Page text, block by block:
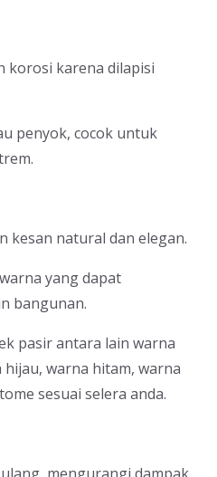
korosi karena dilapisi
penyok, cocok untuk
kesan natural dan elegan.
yang dapat
bangunan.
pasir antara lain warna
warna hitam, warna
sesuai selera anda.